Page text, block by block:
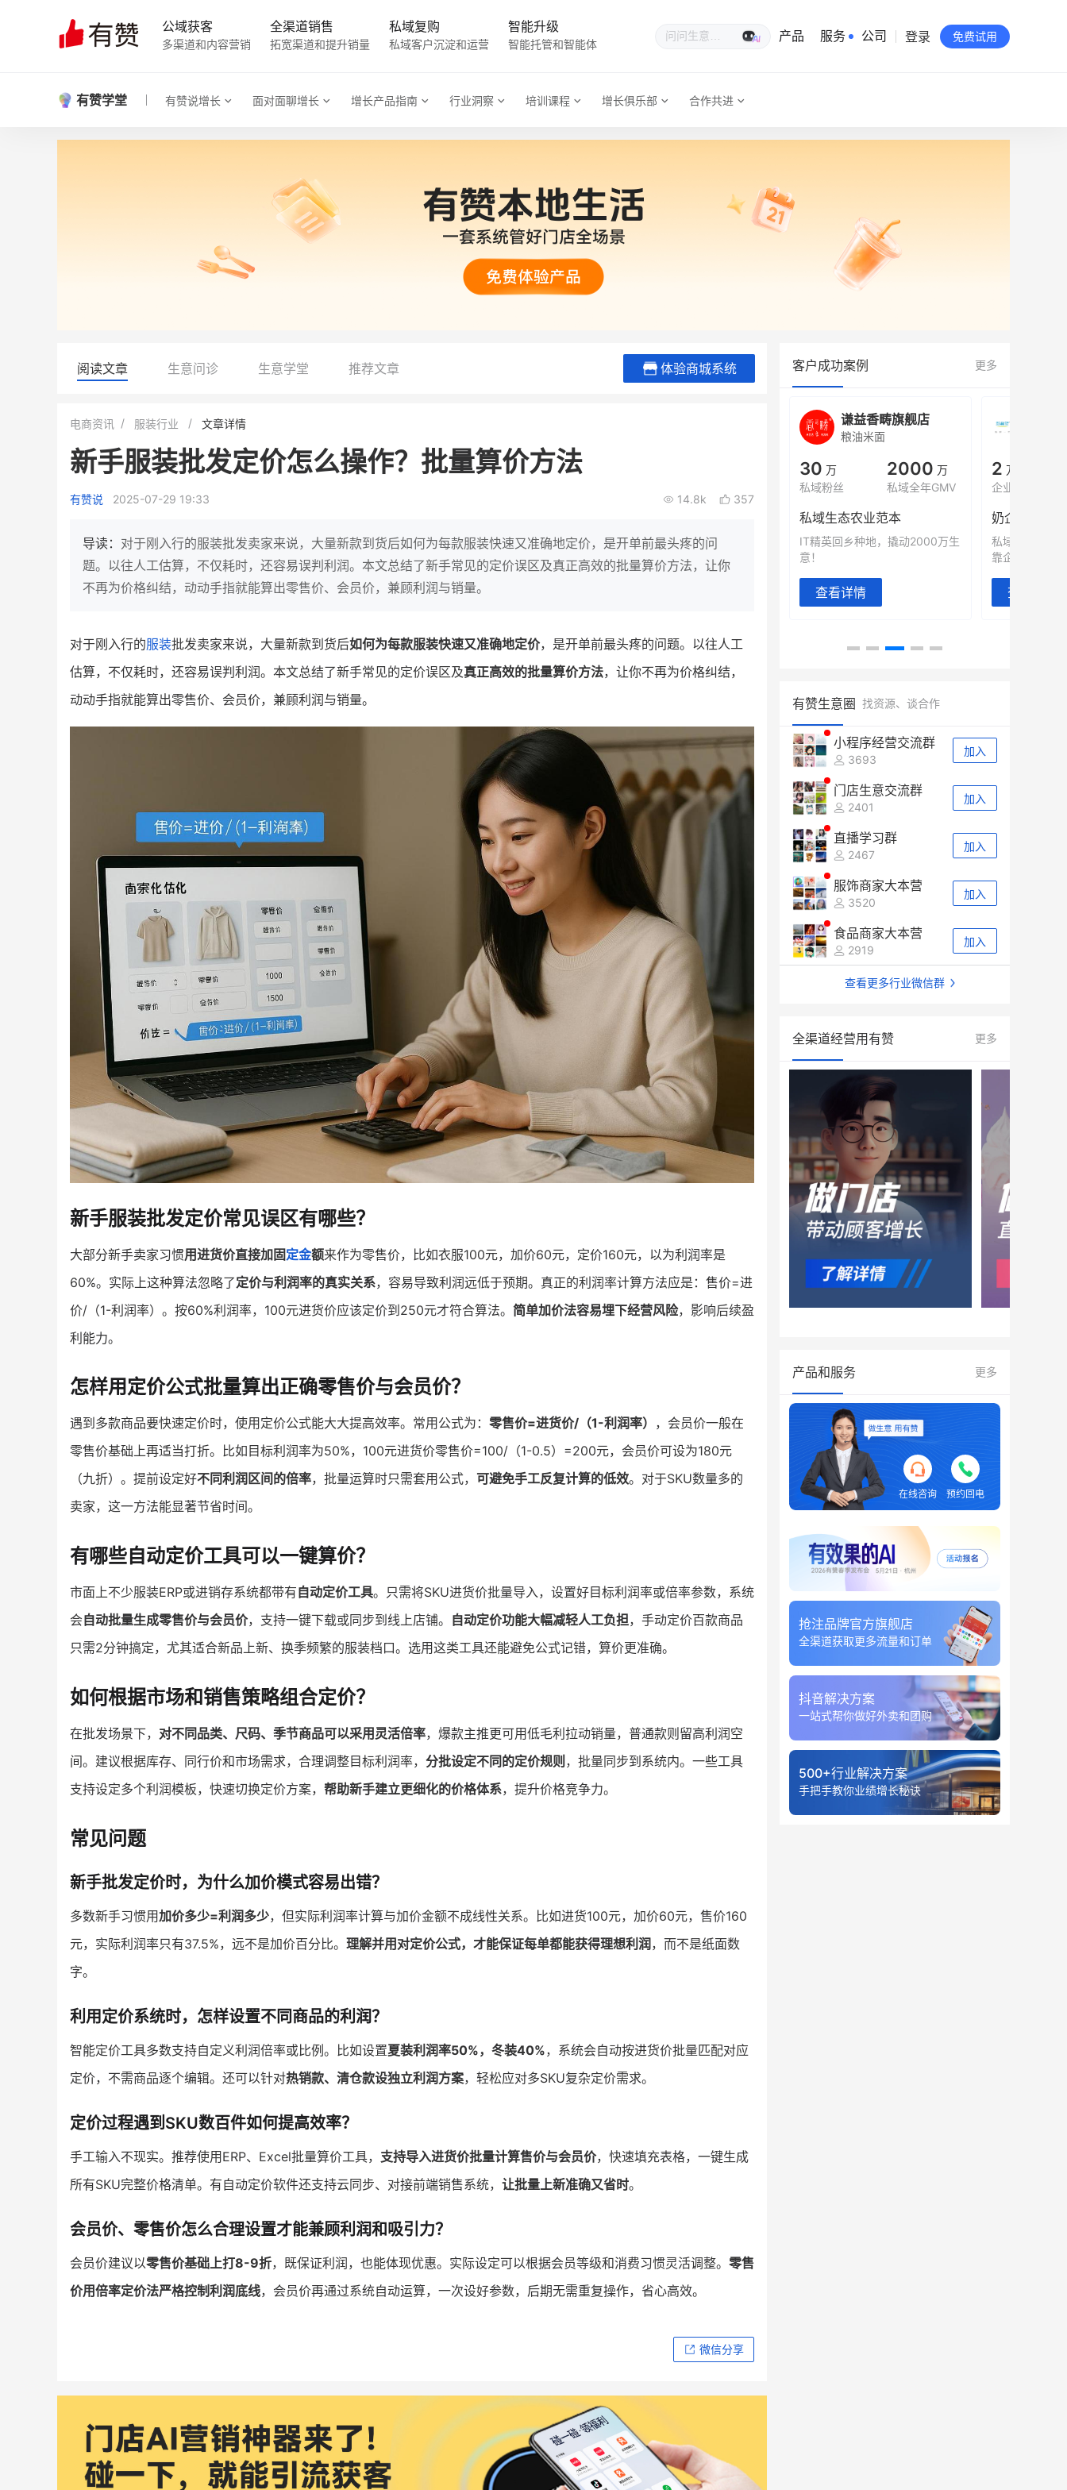
公域获客
多渠道和内容营销
全渠道销售
拓宽渠道和提升销量
私域复购
私域客户沉淀和运营
智能升级
智能托管和智能体
生意专家
产品 服务 公司
有赞公益
站点地图
登录 免费试用
有赞学堂 有赞说增长 面对面聊增长 增长产品指南 行业洞察 培训课程 增长俱乐部 合作共进
阅读文章 生意问诊 生意学堂 推荐文章 体验商城系统
电商资讯 服装行业 文章详情
新手服装批发定价怎么操作？批量算价方法
有赞说 2025-07-29 19:33 14.8k 357
导读： 对于刚入行的服装批发卖家来说，大量新款到货后如何为每款服装快速又准确地定价，是开单前最头疼的问
题。以往人工估算，不仅耗时，还容易误判利润。本文总结了新手常见的定价误区及真正高效的批量算价方法，让你
不再为价格纠结，动动手指就能算出零售价、会员价，兼顾利润与销量。
对于刚入行的服装批发卖家来说，大量新款到货后如何为每款服装快速又准确地定价，是开单前最头疼的问题。以往人工
估算，不仅耗时，还容易误判利润。本文总结了新手常见的定价误区及真正高效的批量算价方法，让你不再为价格纠结，
动动手指就能算出零售价、会员价，兼顾利润与销量。
新手服装批发定价常见误区有哪些？
大部分新手卖家习惯用进货价直接加固定金额来作为零售价，比如衣服100元，加价60元，定价160元，以为利润率是
60%。实际上这种算法忽略了定价与利润率的真实关系，容易导致利润远低于预期。真正的利润率计算方法应是：售价=进
价/（1-利润率）。按60%利润率，100元进货价应该定价到250元才符合算法。 简单加价法容易埋下经营风险，影响后续盈
利能力。
怎样用定价公式批量算出正确零售价与会员价？
遇到多款商品要快速定价时，使用定价公式能大大提高效率。常用公式为： 零售价=进货价/（1-利润率） ，会员价一般在
零售价基础上再适当打折。比如目标利润率为50%，100元进货价零售价=100/（1-0.5）=200元，会员价可设为180元
（九折）。提前设定好不同利润区间的倍率，批量运算时只需套用公式， 可避免手工反复计算的低效。对于SKU数量多的
卖家，这一方法能显著节省时间。
有哪些自动定价工具可以一键算价？
市面上不少服装ERP或进销存系统都带有自动定价工具。只需将SKU进货价批量导入，设置好目标利润率或倍率参数，系统
会自动批量生成零售价与会员价，支持一键下载或同步到线上店铺。 自动定价功能大幅减轻人工负担，手动定价百款商品
只需2分钟搞定，尤其适合新品上新、换季频繁的服装档口。选用这类工具还能避免公式记错，算价更准确。
如何根据市场和销售策略组合定价？
在批发场景下， 对不同品类、尺码、季节商品可以采用灵活倍率，爆款主推更可用低毛利拉动销量，普通款则留高利润空
间。建议根据库存、同行价和市场需求，合理调整目标利润率， 分批设定不同的定价规则 ，批量同步到系统内。一些工具
支持设定多个利润模板，快速切换定价方案， 帮助新手建立更细化的价格体系，提升价格竞争力。
常见问题
新手批发定价时，为什么加价模式容易出错？
多数新手习惯用加价多少=利润多少，但实际利润率计算与加价金额不成线性关系。比如进货100元，加价60元，售价160
元，实际利润率只有37.5%，远不是加价百分比。 理解并用对定价公式，才能保证每单都能获得理想利润，而不是纸面数
字。
利用定价系统时，怎样设置不同商品的利润？
智能定价工具多数支持自定义利润倍率或比例。比如设置夏装利润率50%，冬装40%，系统会自动按进货价批量匹配对应
定价，不需商品逐个编辑。还可以针对热销款、清仓款设独立利润方案，轻松应对多SKU复杂定价需求。
定价过程遇到SKU数百件如何提高效率？
手工输入不现实。推荐使用ERP、Excel批量算价工具， 支持导入进货价批量计算售价与会员价，快速填充表格，一键生成
所有SKU完整价格清单。有自动定价软件还支持云同步、对接前端销售系统， 让批量上新准确又省时。
会员价、零售价怎么合理设置才能兼顾利润和吸引力？
会员价建议以零售价基础上打8-9折，既保证利润，也能体现优惠。实际设定可以根据会员等级和消费习惯灵活调整。 零售
价用倍率定价法严格控制利润底线，会员价再通过系统自动运算，一次设好参数，后期无需重复操作，省心高效。
微信分享
客户成功案例 更多
白帝牛奶旗舰店
900 万
私域样本打法！新希望白帝乳业
靠企业微信实现销售额翻 8 倍！
查看详情
80% +
7900 万
三只松鼠旗下的网红婴儿辅食品
牌，22天便拿下类目第一
查看详情
母婴
有货源没流量？母婴馆如何破局
他只用7年做到平台销冠，转战私
域如何破局？
这家女装连锁如何借有赞破局新
零售？
谦益香畴旗舰店
粮油米面
30 万
私域粉丝
2000 万
私域全年GMV
私域生态农业范本
IT精英回乡种地，撬动2000万生
意！
查看详情
2 万人
奶企靠企业
私域样本打法
靠企业微信实
查看详情
有赞生意圈 找资源、谈合作
小程序经营交流群
3693
加入
门店生意交流群
2401
加入
直播学习群
2467
加入
服饰商家大本营
3520
加入
食品商家大本营
2919
加入
查看更多行业微信群
全渠道经营用有赞 更多
产品和服务 更多
在线咨询 预约回电
抢注品牌官方旗舰店
全渠道获取更多流量和订单
抖音解决方案
一站式帮你做好外卖和团购
500+行业解决方案
手把手教你业绩增长秘诀